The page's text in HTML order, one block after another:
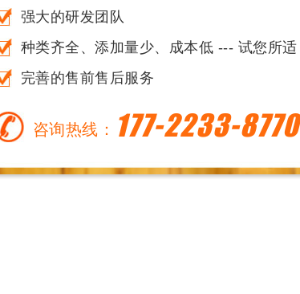
强大的研发团队
种类齐全、添加量少、成本低 --- 试您所适
完善的售前售后服务
咨询热线： 177-2233-8770